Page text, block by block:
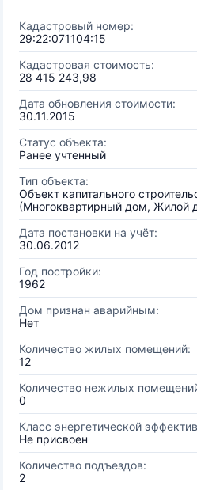
Кадастровый номер:
29:22:071104:15
Кадастровая стоимость:
28 415 243,98
Дата обновления стоимости:
30.11.2015
Статус объекта:
Ранее учтенный
Тип объекта:
Объект капитального
(Многоквартирный дом, Жилой
Дата постановки на учёт:
30.06.2012
Год постройки:
1962
Дом признан аварийным:
Нет
Количество жилых помещений:
12
Количество нежилых
0
Класс энергетической
Не присвоен
Количество подъездов:
2